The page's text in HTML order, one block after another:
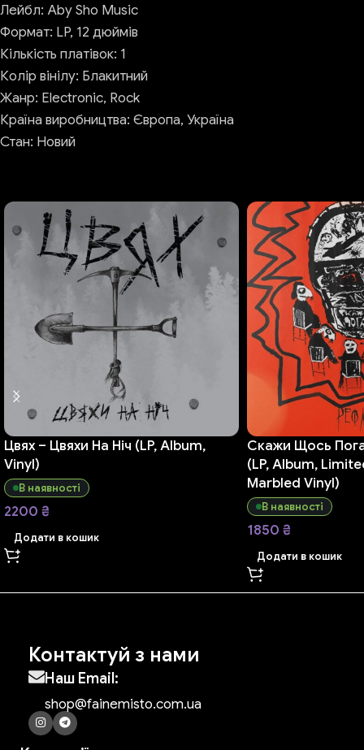
Лейбл: Aby Sho Music
Формат: LP, 12 дюймів
Кількість платівок: 1
Колір вінілу: Блакитний
Жанр: Electronic, Rock
Країна виробництва: Європа, Україна
Стан: Новий
Цвях – Цвяхи На Ніч (LP, Album,
Vinyl)
В наявності
2200 ₴
Додати в кошик
Скажи Щось
(LP, Album,
Marbled Vinyl)
В наявності
1850 ₴
Додати в кошик
Контактуй з нами
Наш Email:
shop@fainemisto.com.ua